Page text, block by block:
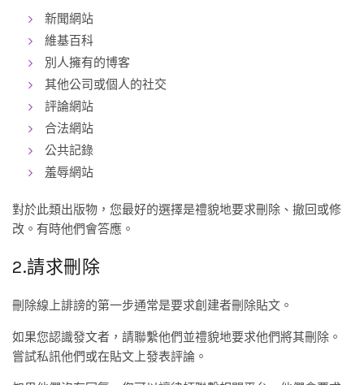
新聞網站
維基百科
別人擁有的博客
其他公司或個人的社交
評論網站
合法網站
公共記錄
羞辱網站
對於此類出版物，您最好的選擇是禮貌地要求刪除、撤回或修
改。有時他們會答應。
2.請求刪除
刪除線上誹謗的第一步通常是要求創建者刪除貼文。
如果您認識發文者，請聯繫他們並禮貌地要求他們將其刪除。
嘗試私訊他們或在貼文上發表評論。